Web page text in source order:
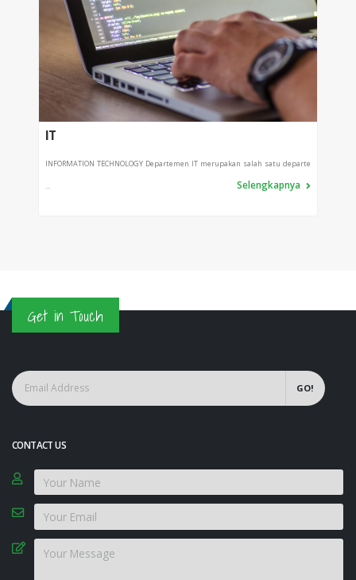
IT
INFORMATION TECHNOLOGY Departemen IT merupakan salah satu departe
... Selengkapnya
Get in Touch
GO!
CONTACT US